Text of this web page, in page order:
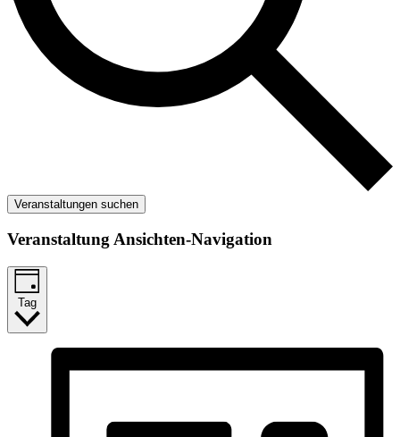
Veranstaltungen suchen
Veranstaltung Ansichten-Navigation
Tag